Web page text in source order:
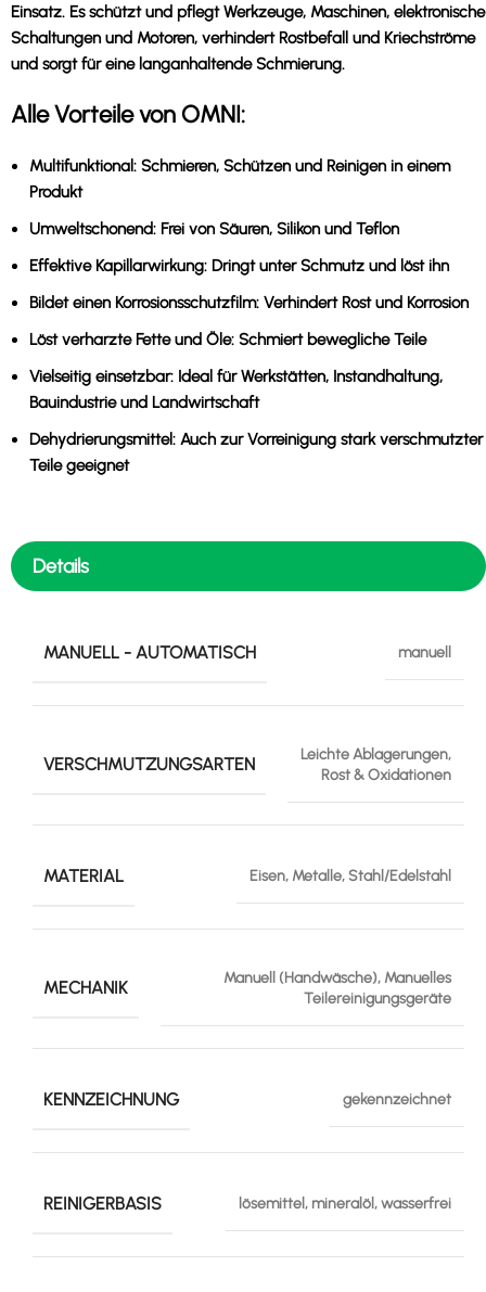
Einsatz. Es schützt und pflegt Werkzeuge, Maschinen, elektronische
Schaltungen und Motoren, verhindert Rostbefall und Kriechströme
und sorgt für eine langanhaltende Schmierung.
Alle Vorteile von OMNI:
Multifunktional: Schmieren, Schützen und Reinigen in einem
Produkt
Umweltschonend: Frei von Säuren, Silikon und Teflon
Effektive Kapillarwirkung: Dringt unter Schmutz und löst ihn
Bildet einen Korrosionsschutzfilm: Verhindert Rost und Korrosion
Löst verharzte Fette und Öle: Schmiert bewegliche Teile
Vielseitig einsetzbar: Ideal für Werkstätten, Instandhaltung,
Bauindustrie und Landwirtschaft
Dehydrierungsmittel: Auch zur Vorreinigung stark verschmutzter
Teile geeignet
Details
MANUELL - AUTOMATISCH manuell
VERSCHMUTZUNGSARTEN
Leichte Ablagerungen,
Rost & Oxidationen
MATERIAL Eisen, Metalle, Stahl/Edelstahl
MECHANIK
Manuell (Handwäsche), Manuelles
Teilereinigungsgeräte
KENNZEICHNUNG gekennzeichnet
REINIGERBASIS lösemittel, mineralöl, wasserfrei